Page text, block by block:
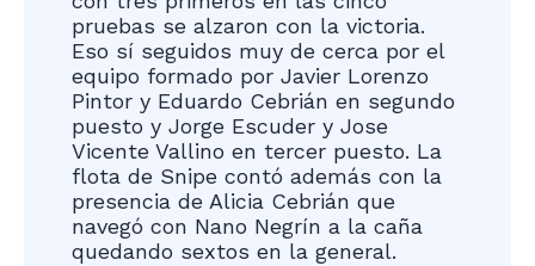
pruebas se alzaron con la victoria.
Eso sí seguidos muy de cerca por el
equipo formado por Javier Lorenzo
Pintor y Eduardo Cebrián en segundo
puesto y Jorge Escuder y Jose
Vicente Vallino en tercer puesto. La
flota de Snipe contó además con la
presencia de Alicia Cebrián que
navegó con Nano Negrín a la caña
quedando sextos en la general.